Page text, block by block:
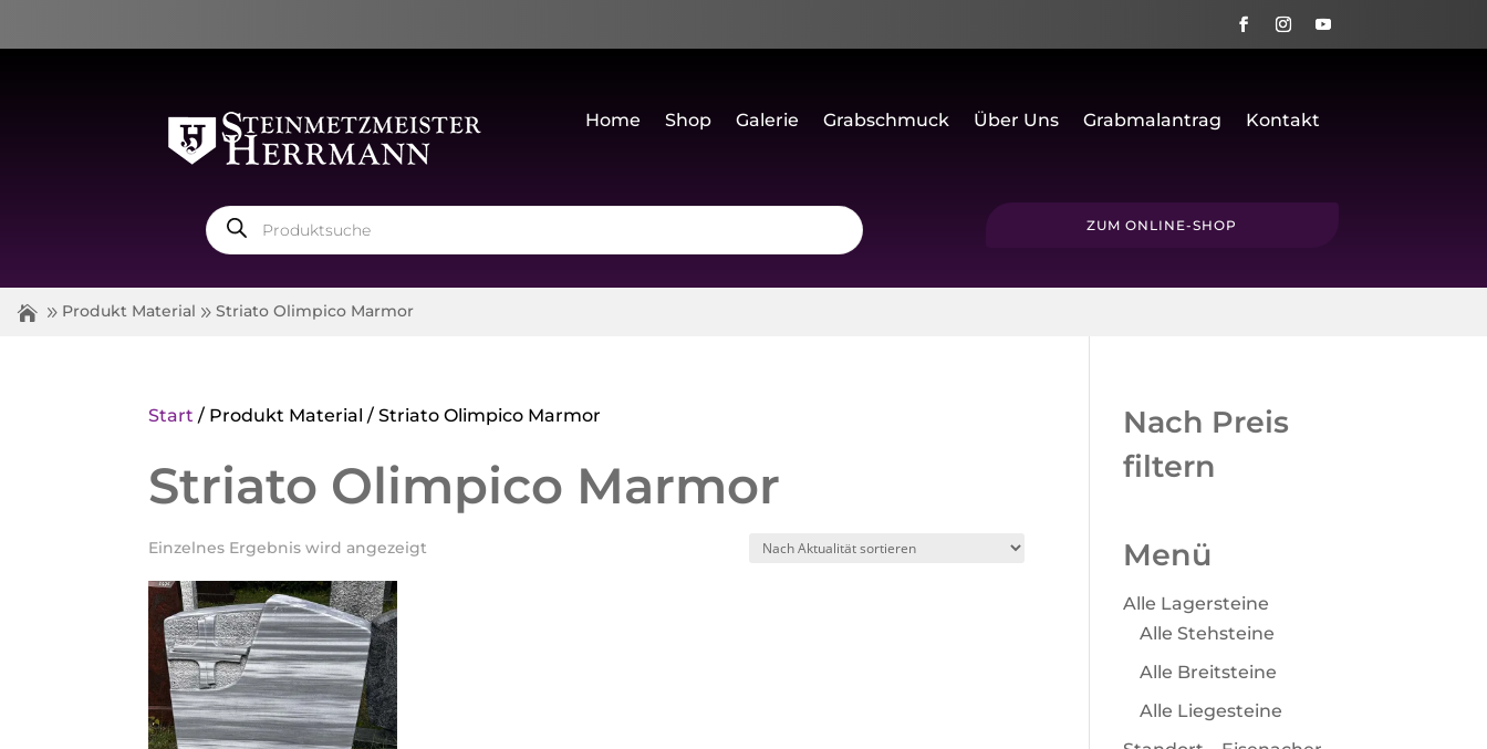
Home Shop Galerie Grabschmuck Über Uns Grabmalantrag Kontakt
Products
search
ZUM ONLINE-SHOP
Produkt Material Striato Olimpico Marmor
Start / Produkt Material / Striato Olimpico Marmor
Striato Olimpico Marmor
Einzelnes Ergebnis wird angezeigt
Nach Preis
filtern
Menü
Alle Lagersteine
Alle Stehsteine
Alle Breitsteine
Alle Liegesteine